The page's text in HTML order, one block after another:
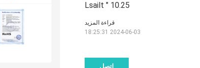
10.25 " Lsailt
اتصل
قراءة المزيد
2024-06-03 18:25:31